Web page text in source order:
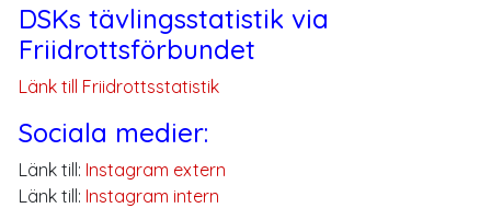
DSKs tävlingsstatistik via
Friidrottsförbundet
Länk till Friidrottsstatistik
Sociala medier:
Länk till: Instagram extern
Länk till: Instagram intern